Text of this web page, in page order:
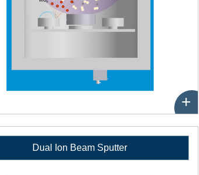
+
Dual Ion Beam Sputter